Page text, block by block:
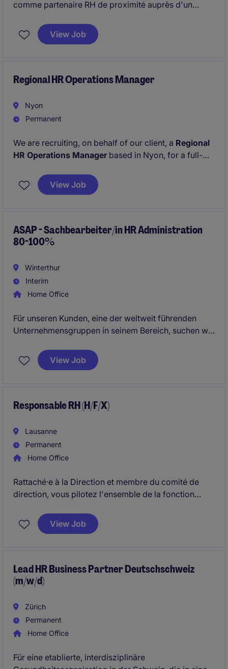
comme partenaire RH de proximité auprès d'un
variées. À ce titre, vous accompagnez les managers
et les collaborateurs sur l'ensemble des sujets RH
View Job
Regional HR Operations Manager
Nyon
Permanent
We are recruiting, on behalf of our client, a Regional
HR Operations Manager based in Nyon, for a full-
View Job
ASAP - Sachbearbeiter/in HR Administration
80-100%
Winterthur
Interim
Home Office
Für unseren Kunden, eine der weltweit führenden
Unternehmensgruppen in seinem Bereich, suchen wir
Administration 80-100%.
View Job
Responsable RH (H/F/X)
Lausanne
Permanent
Home Office
Rattaché·e à la Direction et membre du comité de
direction, vous pilotez l'ensemble de la fonction
orientations RH, accompagnez les responsables
dans leurs enjeux quotidiens et veillez à la cohérence
gouvernance, vous alternez entre vision stratégique,
coordination transverse et implication opérationnelle.
View Job
Lead HR Business Partner Deutschschweiz
(m/w/d)
Zürich
Permanent
Home Office
Für eine etablierte, interdisziplinäre